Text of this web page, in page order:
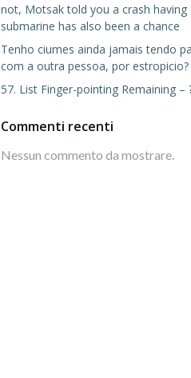
not, Motsak told you a crash having
submarine has also been a chance
Tenho ciumes ainda jamais tendo
com a outra pessoa, por estropicio?
57. List Finger-pointing Remaining –
Commenti recenti
Nessun commento da mostrare.